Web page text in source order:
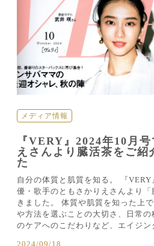
メディア情報
『VERY』2024年10月
えさんより臓活茶をご紹
た
自分の体質と肌質を知る。 『
優・歌手のともさかりえさんより
きました。 体質や肌質を知った上
や方法を選ぶことの大切さ、日常
のケアへのこだわりなど、エイジン
2024/09/18